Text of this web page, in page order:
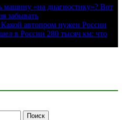
машину «на диагностику»? Вот
забывать
автопром нужен России
в России 280 тысяч км: что